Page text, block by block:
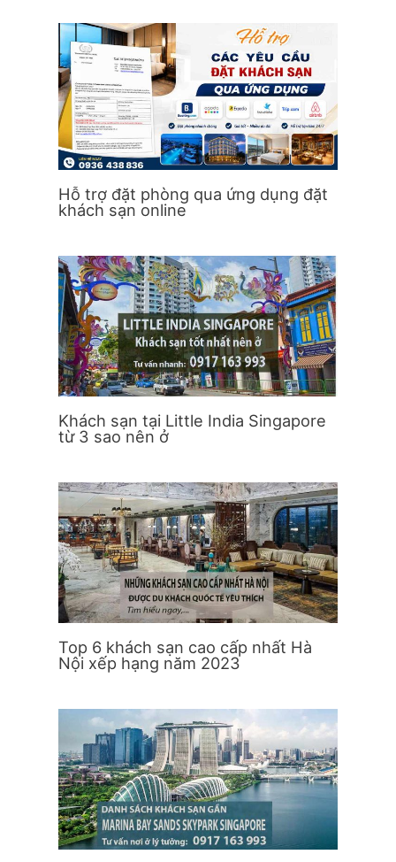
Hỗ trợ đặt phòng qua ứng dụng đặt
khách sạn online
Khách sạn tại Little India Singapore
từ 3 sao nên ở
Top 6 khách sạn cao cấp nhất Hà
Nội xếp hạng năm 2023